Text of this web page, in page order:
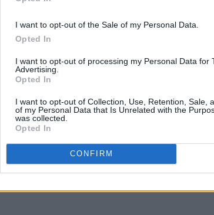
I want to opt-out of the Sale of my Personal Data.
Opted In
I want to opt-out of processing my Personal Data for
Advertising.
Opted In
I want to opt-out of Collection, Use, Retention, Sale,
of my Personal Data that Is Unrelated with the
was collected.
Opted In
CONFIRM